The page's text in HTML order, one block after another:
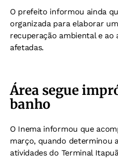
O prefeito informou ainda
organizada para elaborar
recuperação ambiental e
afetadas.
Área segue
banho
O Inema informou que
março, quando determinou
atividades do Terminal